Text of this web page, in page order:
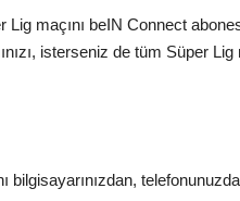
Lig maçını beIN Connect
isterseniz de tüm Süper